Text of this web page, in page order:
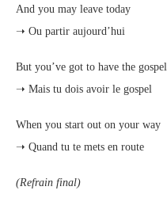
And you may leave today
➝ Ou partir aujourd’hui
But you’ve got to have the gospel
➝ Mais tu dois avoir le gospel
When you start out on your way
➝ Quand tu te mets en route
(Refrain final)